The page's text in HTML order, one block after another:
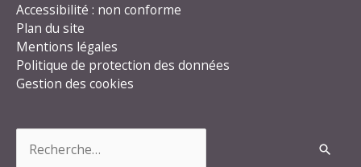
Accessibilité : non conforme
Plan du site
Mentions légales
Politique de protection des données
Gestion des cookies